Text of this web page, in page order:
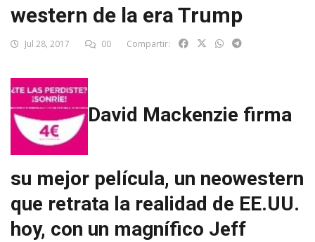
western de la era Trump
Jul 28, 2017 00 Compartir:
David Mackenzie firma
su mejor película, un neowestern
que retrata la realidad de EE.UU.
hoy, con un magnífico Jeff